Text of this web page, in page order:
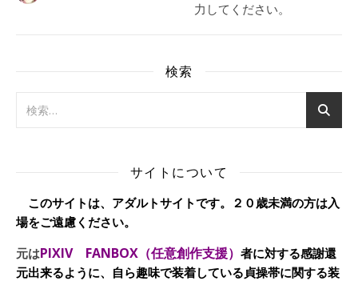
力してください。
検索
サイトについて
このサイトは、アダルトサイトです。２０歳未満の方は入
場をご遠慮ください。
元はPIXIV FANBOX（任意創作支援） 者に対する感謝還
元出来るように、自ら趣味で装着している貞操帯に関する装